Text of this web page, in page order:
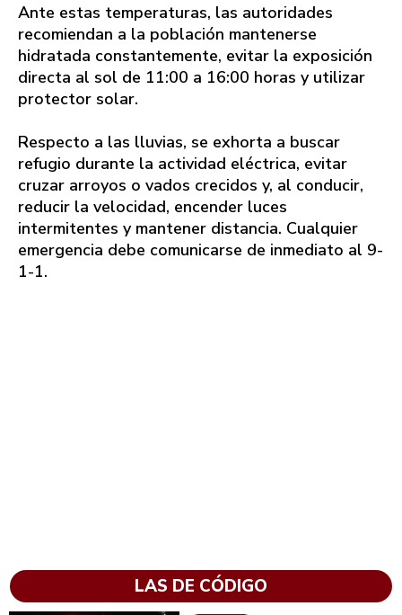
Ante estas temperaturas, las autoridades
recomiendan a la población mantenerse
hidratada constantemente, evitar la exposición
directa al sol de 11:00 a 16:00 horas y utilizar
protector solar.
Respecto a las lluvias, se exhorta a buscar
refugio durante la actividad eléctrica, evitar
cruzar arroyos o vados crecidos y, al conducir,
reducir la velocidad, encender luces
intermitentes y mantener distancia. Cualquier
emergencia debe comunicarse de inmediato al 9-
1-1.
LAS DE CÓDIGO